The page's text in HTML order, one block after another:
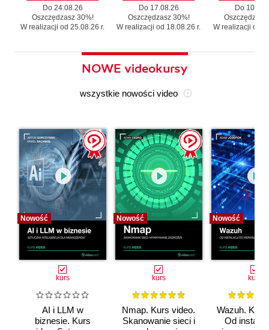
Do 24.08.26
Oszczędzasz 30%!
W realizacji od 25.08.26 r.
Do 17.08.26
Oszczędzasz 30%!
W realizacji od 18.08.26 r.
Do
Oszczędzasz
W realizacji od
NOWE videokursy
wszystkie nowości video
Nowość
kurs
AI i LLM w
biznesie. Kurs
Nowość
kurs
Nmap. Kurs video.
Skanowanie sieci i
Nowość
kurs
Wazuh. Kurs
Od